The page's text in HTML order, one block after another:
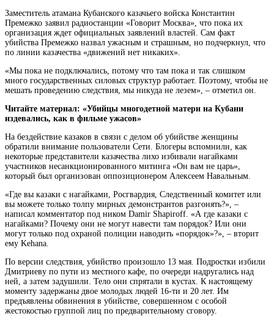
Заместитель атамана Кубанского казачьего войска Константин
Премежко заявил радиостанции «Говорит Москва», что пока их
организация ждет официальных заявлений властей. Сам факт
убийства Премежко назвал ужасным и страшным, но подчеркнул, что
по линии казачества «движений нет никаких».
«Мы пока не подключались, потому что там пока и так слишком
много государственных силовых структур работает. Поэтому, чтобы не
мешать проведению следствия, мы никуда не лезем», – отметил он.
Читайте материал: «Убийцы многодетной матери на Кубани
издевались, как в фильме ужасов»
На бездействие казаков в связи с делом об убийстве женщины
обратили внимание пользователи Сети. Блогеры вспомнили, как
некоторые представители казачества лихо избивали нагайками
участников несанкционированного митинга «Он вам не царь»,
который был организован оппозиционером Алексеем Навальным.
«Где вы казаки с нагайками, Росгвардия, Следственный комитет или
вы можете только толпу мирных демонстрантов разгонять?», –
написал комментатор под ником Damir Shapiroff. «А где казаки с
нагайками? Почему они не могут навести там порядок? Или они
могут только под охраной полиции наводить «порядок»?», – вторит
ему Kehana.
По версии следствия, убийство произошло 13 мая. Подростки избили
Дмитриеву по пути из местного кафе, по очереди надругались над
ней, а затем задушили. Тело они спрятали в кустах. К настоящему
моменту задержаны двое молодых людей 16-ти и 20 лет. Им
предъявлены обвинения в убийстве, совершенном с особой
жестокостью группой лиц по предварительному сговору.